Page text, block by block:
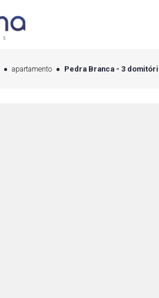
apartamento Pedra Branca - 3